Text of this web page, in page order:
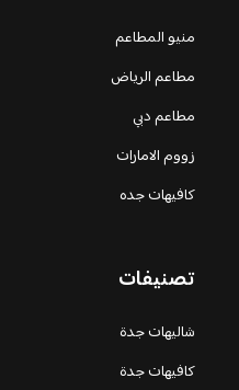
منيو المطاعم
مطاعم الرياض
مطاعم دبي
زووم الامارات
كافيهات جده
تصنيفات
شاليهات جدة
كافيهات جدة